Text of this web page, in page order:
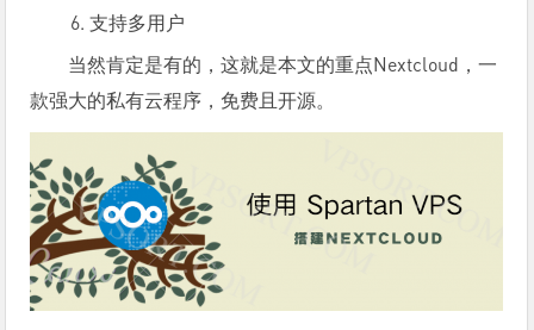
支持多用户
当然肯定是有的，这就是本文的重点Nextcloud，一
款强大的私有云程序，免费且开源。